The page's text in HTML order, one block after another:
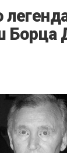
Борца